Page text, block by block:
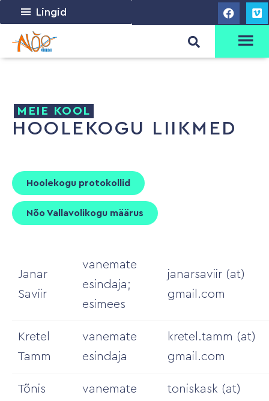
Lingid
MEIE KOOL
HOOLEKOGU LIIKMED
Hoolekogu protokollid
Nõo Vallavolikogu määrus
Janar
Saviir
vanemate
esindaja;
esimees
janarsaviir (at)
gmail.com
Kretel
Tamm
vanemate
esindaja
kretel.tamm (at)
gmail.com
Tõnis
vanemate
toniskask (at)